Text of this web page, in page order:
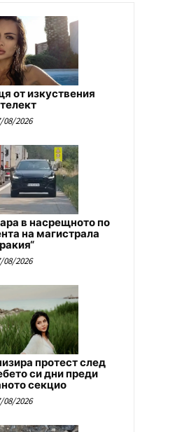
от изкуствения
08/2026
в насрещното по
на магистрала
08/2026
протест след
си дни преди
секцио
08/2026